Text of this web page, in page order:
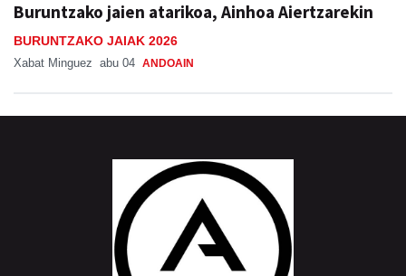
Buruntzako jaien atarikoa, Ainhoa Aiertzarekin
BURUNTZAKO JAIAK 2026
Xabat Minguez abu 04 ANDOAIN